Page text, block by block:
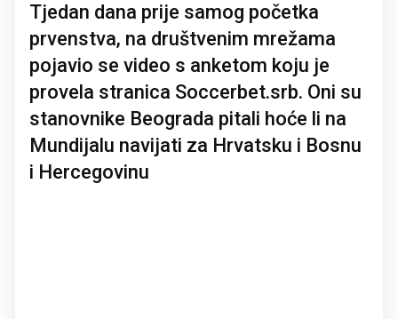
Tjedan dana prije samog početka
prvenstva, na društvenim mrežama
pojavio se video s anketom koju je
provela stranica Soccerbet.srb. Oni su
stanovnike Beograda pitali hoće li na
Mundijalu navijati za Hrvatsku i Bosnu
i Hercegovinu